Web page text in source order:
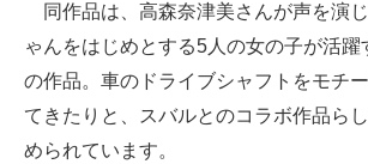
同作品は、高森奈津美さんが声を演
ゃんをはじめとする5人の女の子が活躍
の作品。車のドライブシャフトをモチ
てきたりと、スバルとのコラボ作品ら
められています。